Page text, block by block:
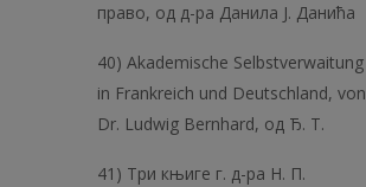
право, од д-ра Данила Ј. Данића
40) Akademische Selbstverwaitung
in Frankreich und Deutschland, von
Dr. Ludwig Bernhard, од Ђ. T.
41) Три књиге г. д-ра Н. П.